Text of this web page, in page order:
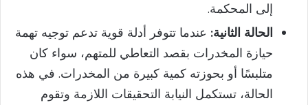
إلى المحكمة.
الحالة الثانية: عندما تتوفر أدلة قوية تدعم توجيه تهمة
حيازة المخدرات بقصد التعاطي للمتهم، سواء كان
متلبسًا أو بحوزته كمية كبيرة من المخدرات. في هذه
الحالة، تستكمل النيابة التحقيقات اللازمة وتقوم